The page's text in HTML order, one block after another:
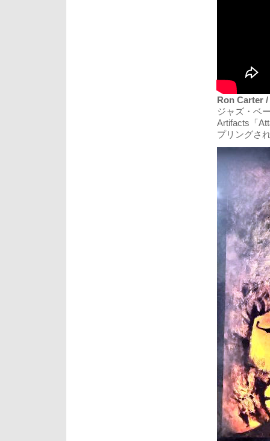
Ron Carter
ジャズ・ベ
Artifacts「
プリングさ